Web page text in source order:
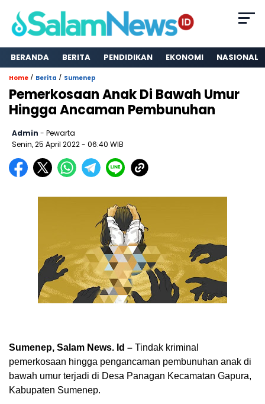
BERANDA BERITA PENDIDIKAN EKONOMI NASIONAL
Home / Berita / Sumenep
Pemerkosaan Anak Di Bawah Umur
Hingga Ancaman Pembunuhan
Admin - Pewarta
Senin, 25 April 2022- 06:40 WIB
Sumenep, Salam News. Id – Tindak kriminal
pemerkosaan hingga pengancaman pembunuhan anak di
bawah umur terjadi di Desa Panagan Kecamatan Gapura,
Kabupaten Sumenep.